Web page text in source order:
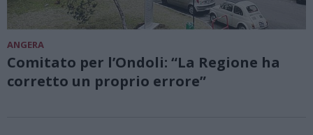
ANGERA
Comitato per l’Ondoli: “La Regione ha
corretto un proprio errore”